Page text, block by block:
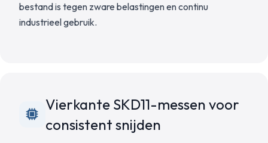
bestand is tegen zware belastingen en continu
industrieel gebruik.
Vierkante SKD11-messen voor
consistent snijden